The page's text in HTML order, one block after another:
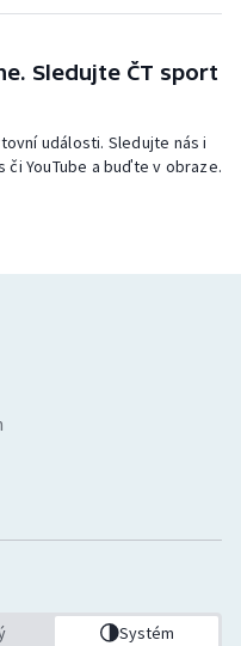
Sledujte ČT sport
události. Sledujte nás i
či YouTube a buďte v obraze.
Systém